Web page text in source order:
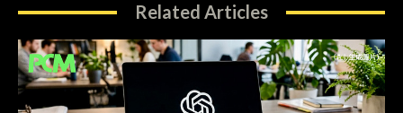
Related Articles